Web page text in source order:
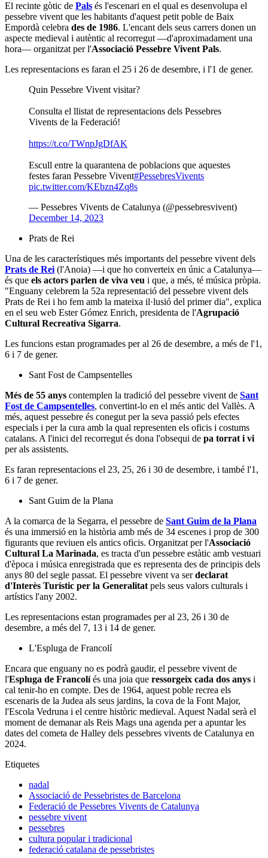
El recinte gòtic de Pals és l'escenari en el qual es desenvolupa el
pessebre vivent que les habitants d'aquest petit poble de Baix
Empordà celebra des de 1986. L'encant dels seus carrers donen un
aspecte medieval i autèntic al recorregut —d'aproximadament una
hora— organitzat per l'Associació Pessebre Vivent Pals.
Les representacions es faran el 25 i 26 de desembre, i l'1 de gener.
Quin Pessebre Vivent visitar?
Consulta el llistat de representacions dels Pessebres
Vivents de la Federació!
https://t.co/TWnpJgDfAK
Escull entre la quarantena de poblacions que aquestes
festes faran Pessebre Vivent#PessebresVivents
pic.twitter.com/KEbzn4Zq8s
— Pessebres Vivents de Catalunya (@pessebresvivent)
December 14, 2023
Prats de Rei
Una de les característiques més importants del pessebre vivent dels
Prats de Rei(l'Anoia) —i que ho converteix en únic a Catalunya—
és que els actors parlen de viva veu i que, a més, té música pròpia.
"Enguany celebrem la 52a representació del pessebre vivent dels
Prats de Rei i ho fem amb la mateixa il·lusió del primer dia", explica
en el seu web Ester Gómez Enrich, presidenta de l'Agrupació
Cultural Recreativa Sigarra.
Les funcions estan programades per al 26 de desembre, a més de l'1,
6 i 7 de gener.
Sant Fost de Campsentelles
Més de 55 anys contemplen la tradició del pessebre vivent de Sant
Fost de Campsentelles, convertint-lo en el més antic del Vallès. A
més, aquest pessebre és conegut per la seva passió pels efectes
especials i per la cura amb la qual representen els oficis i costums
catalans. A l'inici del recorregut és dona l'obsequi de pa torrat i vi
per als assistents.
Es faran representacions el 23, 25, 26 i 30 de desembre, i també l'1,
6 i 7 de gener.
Sant Guim de la Plana
A la comarca de la Segarra, el pessebre de Sant Guim de la Plana
és una immersió en la història amb més de 34 escenes i prop de 300
figurants que reviuen els antics oficis. Organitzat per l'Associació
Cultural La Marinada, es tracta d'un pessebre estàtic amb vestuari
d'època i música enregistrada que es representa des de principis dels
anys 80 del segle passat. El pessebre vivent va serdeclarat
d'Interès Turístic per la Generalitatpels seus valors culturals i
artístics l'any 2002.
Les representacions estan programades per al 23, 26 i 30 de
desembre, a més del 7, 13 i 14 de gener.
L'Espluga de Francolí
Encara que enguany no es podrà gaudir, el pessebre vivent de
l'Espluga de Francolíés una joia que ressorgeix cada dos anys i
cal tenir-ho en compte. Des de 1964, aquest poble recrea els
escenaris de la Judea als seus jardins, la cova de la Font Major,
l'Escola Vedruna i el centre històric medieval. Aquest Nadal serà el
moment de demanar als Reis Mags una agenda per a apuntar les
dates del cometa de Halley dels pessebres vivents de Catalunya en
2024.
Etiquetes
nadal
Associació de Pessebristes de Barcelona
Federació de Pessebres Vivents de Catalunya
pessebre vivent
pessebres
cultura popular i tradicional
federació catalana de pessebristes